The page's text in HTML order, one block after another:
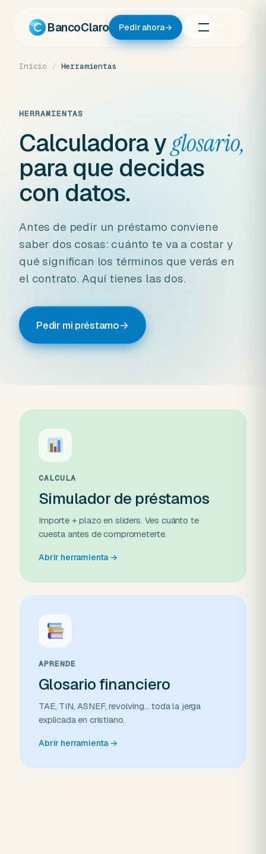
contenido
BancoClaro Pedir ahora→
Inicio / Herramientas
HERRAMIENTAS
Calculadora yglosario,
para que decidas
con datos.
Antes de pedir un préstamo conviene
saber dos cosas: cuánto te va a costar y
qué significan los términos que verás en
el contrato. Aquí tienes las dos.
Pedir mi préstamo→
CALCULA
Simulador de préstamos
Importe + plazo en sliders. Ves cuánto te
cuesta antes de comprometerte.
Abrir herramienta→
APRENDE
Glosario financiero
TAE, TIN, ASNEF, revolving... toda la jerga
explicada en cristiano.
Abrir herramienta→